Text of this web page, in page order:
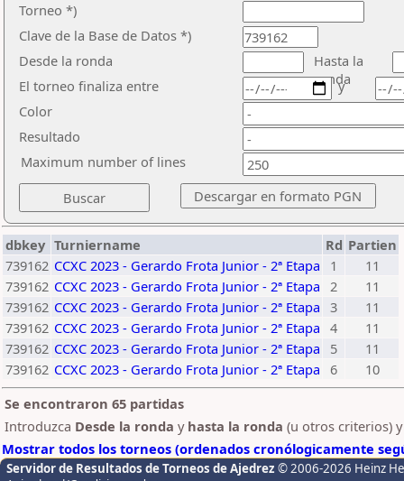
Torneo *)
Clave de la Base de Datos *)
Desde la ronda
Hasta la
ronda
El torneo finaliza entre
Color
Resultado
y
Maximum number of lines
dbkey Turniername Rd Partien
739162 CCXC 2023 - Gerardo Frota Junior - 2ª Etapa 1
11
739162 CCXC 2023 - Gerardo Frota Junior - 2ª Etapa 2
11
739162 CCXC 2023 - Gerardo Frota Junior - 2ª Etapa 3
11
739162 CCXC 2023 - Gerardo Frota Junior - 2ª Etapa 4
11
739162 CCXC 2023 - Gerardo Frota Junior - 2ª Etapa 5
11
739162 CCXC 2023 - Gerardo Frota Junior - 2ª Etapa 6
10
Se encontraron 65 partidas
Introduzca Desde la ronda y hasta la ronda (u otros criterios)
Mostrar todos los torneos (ordenados cronólogicamente
Servidor de Resultados de Torneos de Ajedrez © 2006-2026 Heinz